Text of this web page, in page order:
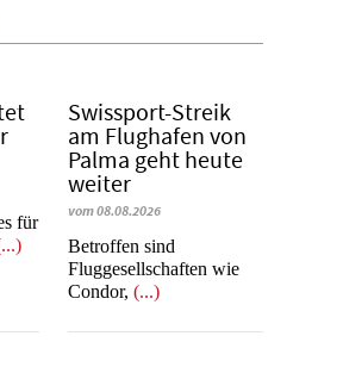
für
Swissport-Streik
am Flughafen von
Palma geht heute
weiter
vom 08.08.2026
Betroffen sind
Fluggesellschaften wie
Condor,(...)